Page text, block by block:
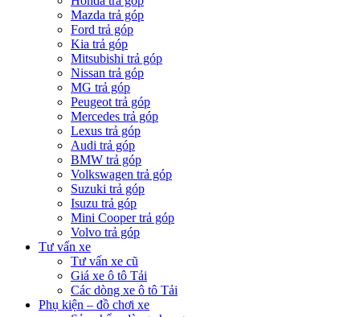
Mazda trả góp
Ford trả góp
Kia trả góp
Mitsubishi trả góp
Nissan trả góp
MG trả góp
Peugeot trả góp
Mercedes trả góp
Lexus trả góp
Audi trả góp
BMW trả góp
Volkswagen trả góp
Suzuki trả góp
Isuzu trả góp
Mini Cooper trả góp
Volvo trả góp
Tư vấn xe
Tư vấn xe cũ
Giá xe ô tô Tải
Các dòng xe ô tô Tải
Phụ kiện – đồ chơi xe